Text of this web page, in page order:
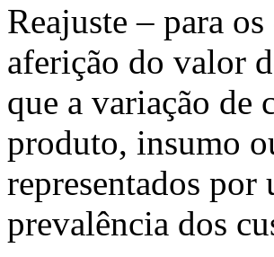
Reajuste – para
aferição do valor
que a variação de
produto, insumo
representados
prevalência dos